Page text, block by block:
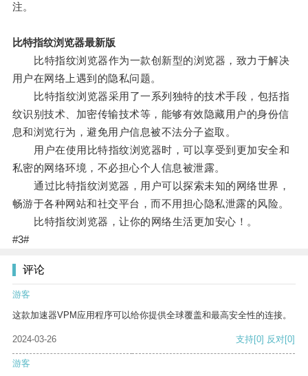
注。
比特指纹浏览器最新版
比特指纹浏览器作为一款创新型的浏览器，致力于解决
用户在网络上遇到的隐私问题。
比特指纹浏览器采用了一系列独特的技术手段，包括指
纹识别技术、加密传输技术等，能够有效隐藏用户的身份信
息和浏览行为，避免用户信息被不法分子盗取。
用户在使用比特指纹浏览器时，可以享受到更加安全和
私密的网络环境，不必担心个人信息被泄露。
通过比特指纹浏览器，用户可以探索未知的网络世界，
畅游于各种网站和社交平台，而不用担心隐私泄露的风险。
比特指纹浏览器，让你的网络生活更加安心！。
#3#
评论
游客
这款加速器VPM应用程序可以给你提供全球覆盖和最高安全性的连接。
2024-03-26 支持[0] 反对[0]
游客